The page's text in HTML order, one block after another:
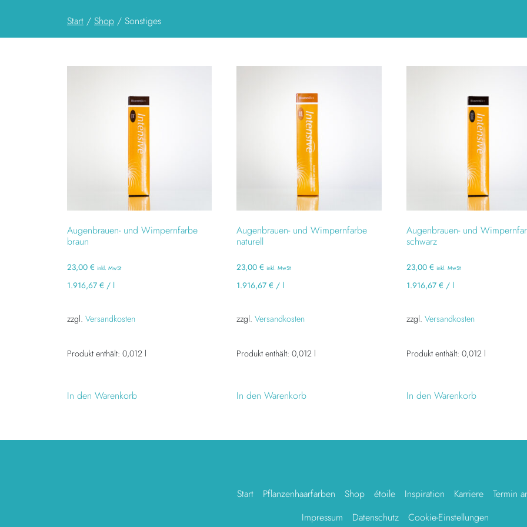
Start / Shop / Sonstiges
Augenbrauen- und Wimpernfarbe
braun
23,00 € inkl. MwSt
1.916,67 € / l
zzgl. Versandkosten
Produkt enthält: 0,012 l
In den Warenkorb
Augenbrauen- und Wimpernfarbe
naturell
23,00€ inkl. MwSt
1.916,67€ / l
zzgl.Versandkosten
Produkt enthält: 0,012 l
In den Warenkorb
Augenbrauen- und
schwarz
23,00 € inkl. MwSt
1.916,67 €/ l
zzgl. Versandkosten
Produkt enthält: 0,012 l
In den Warenkorb
Start Pflanzenhaarfarben Shop étoile Inspiration Karriere
Termin
Impressum
Datenschutz Cookie-Einstellungen